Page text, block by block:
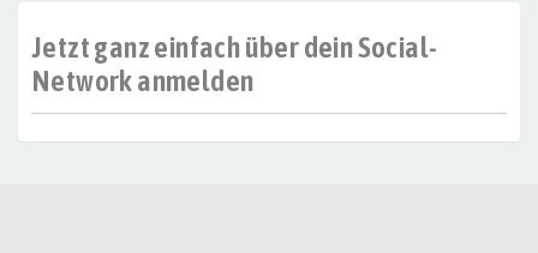
Jetzt ganz einfach über dein Social-
Network anmelden